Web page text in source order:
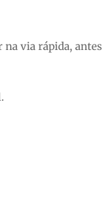
na via rápida, antes